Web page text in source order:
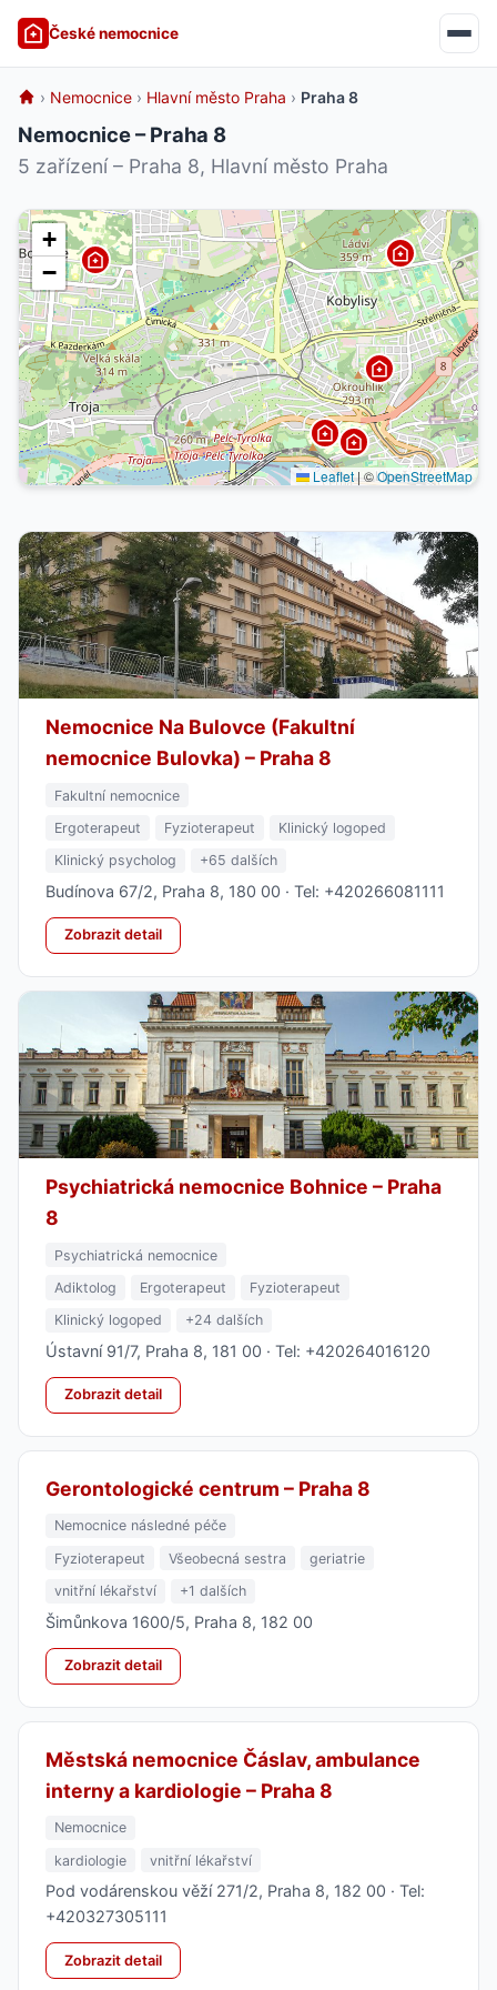
České nemocnice
› Nemocnice › Hlavní město Praha › Praha 8
Nemocnice – Praha 8
5 zařízení – Praha 8, Hlavní město Praha
+
−
Leaflet | ©OpenStreetMap
Nemocnice Na Bulovce (Fakultní
nemocnice Bulovka) – Praha 8
Fakultní nemocnice
Ergoterapeut
Fyzioterapeut
Klinický logoped
Klinický psycholog
+65 dalších
Budínova 67/2, Praha 8, 180 00 · Tel: +420266081111
Zobrazit detail
Psychiatrická nemocnice Bohnice – Praha
8
Psychiatrická nemocnice
Adiktolog
Ergoterapeut
Fyzioterapeut
Klinický logoped
+24 dalších
Ústavní 91/7, Praha 8, 181 00 · Tel: +420264016120
Zobrazit detail
Gerontologické centrum – Praha 8
Nemocnice následné péče
Fyzioterapeut
Všeobecná sestra
geriatrie
vnitřní lékařství
+1 dalších
Šimůnkova 1600/5, Praha 8, 182 00
Zobrazit detail
Městská nemocnice Čáslav, ambulance
interny a kardiologie – Praha 8
Nemocnice
kardiologie
vnitřní lékařství
Pod vodárenskou věží 271/2, Praha 8, 182 00 · Tel:
+420327305111
Zobrazit detail